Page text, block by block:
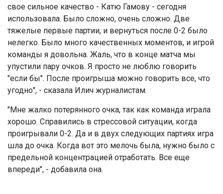
свое сильное качество - Катю Гамову - сегодня
использовала. Было сложно, очень сложно. Две
тяжелые первые партии, и вернуться после 0-2 было
нелегко. Было много качественных моментов, и игрой
команды я довольна. Жаль, что в конце матча мы
упустили пару очков. Я просто не люблю говорить
"если бы". После проигрыша можно говорить все, что
угодно", - сказала Илич журналистам.
"Мне жалко потерянного очка, так как команда играла
хорошо. Справились в стрессовой ситуации, когда
проигрывали 0-2. Да и в двух следующих партиях игра
шла до очка. Когда вот это мелочь была, нужно было с
предельной концентрацией отработать. Все еще
впереди", - добавила она.